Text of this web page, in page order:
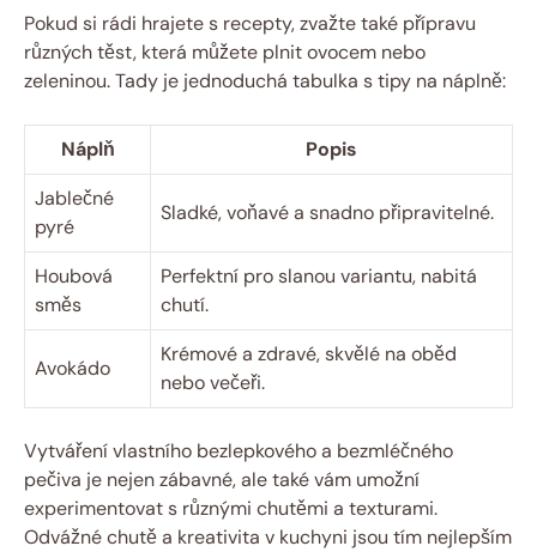
Pokud ⁢si rádi hrajete s ​recepty, zvažte ⁤také přípravu
různých těst, ⁢která můžete ⁣plnit ovocem nebo
zeleninou. ‍Tady je jednoduchá tabulka s tipy​ na náplně:
Náplň
Popis
Jablečné
pyré
Sladké, voňavé a ⁢snadno ⁣připravitelné.
Houbová
směs
Perfektní ⁣pro slanou variantu, nabitá
chutí.
Avokádo
Krémové‌ a zdravé, skvělé na oběd
nebo večeři.
Vytváření vlastního bezlepkového a⁣ bezmléčného
⁢pečiva je ⁣nejen zábavné,‌ ale také vám umožní
experimentovat s různými chutěmi ⁤a texturami.
Odvážné chutě ⁢a kreativita v kuchyni jsou tím ‍nejlepším​